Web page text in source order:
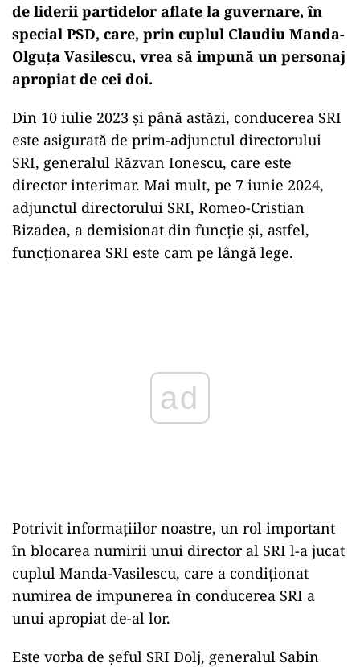
de liderii partidelor aflate la guvernare, în
special PSD, care, prin cuplul Claudiu Manda-
Olguța Vasilescu, vrea să impună un personaj
apropiat de cei doi.
Din 10 iulie 2023 și până astăzi, conducerea SRI
este asigurată de prim-adjunctul directorului
SRI, generalul Răzvan Ionescu, care este
director interimar. Mai mult, pe 7 iunie 2024,
adjunctul directorului SRI, Romeo-Cristian
Bizadea, a demisionat din funcție și, astfel,
funcționarea SRI este cam pe lângă lege.
ad
Potrivit informațiilor noastre, un rol important
în blocarea numirii unui director al SRI l-a jucat
cuplul Manda-Vasilescu, care a condiționat
numirea de impunerea în conducerea SRI a
unui apropiat de-al lor.
Este vorba de șeful SRI Dolj, generalul Sabin